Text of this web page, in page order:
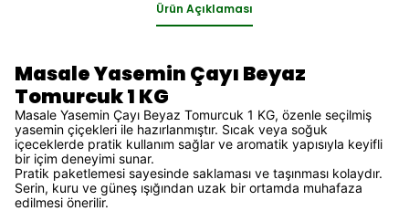
Ürün Açıklaması
Masale Yasemin Çayı Beyaz
Tomurcuk 1 KG
Masale Yasemin Çayı Beyaz Tomurcuk 1 KG, özenle seçilmiş
yasemin çiçekleri ile hazırlanmıştır. Sıcak veya soğuk
içeceklerde pratik kullanım sağlar ve aromatik yapısıyla keyifli
bir içim deneyimi sunar.
Pratik paketlemesi sayesinde saklaması ve taşınması kolaydır.
Serin, kuru ve güneş ışığından uzak bir ortamda muhafaza
edilmesi önerilir.